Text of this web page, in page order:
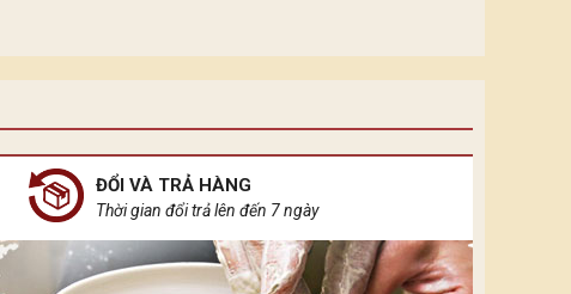
ĐỔI VÀ TRẢ HÀNG
Thời gian đổi trả lên đến 7 ngày